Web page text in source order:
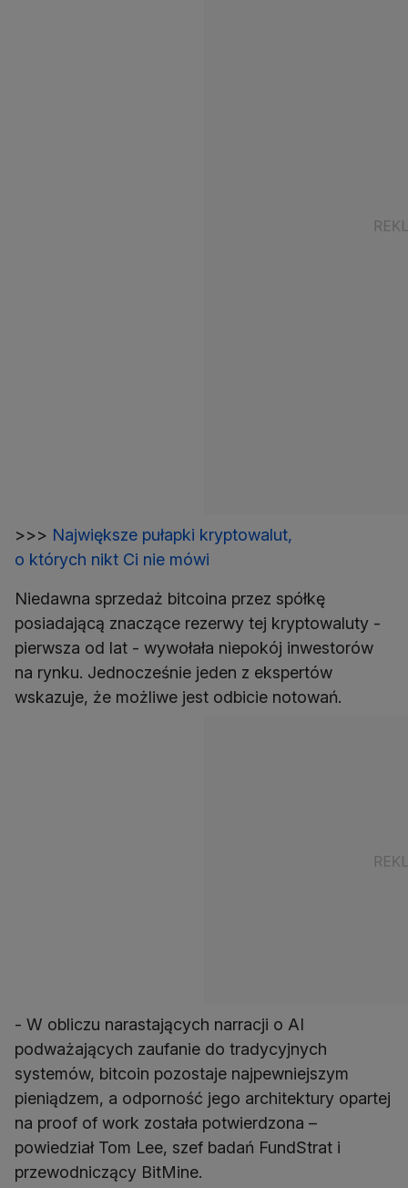
>>> Największe pułapki kryptowalut,
o których nikt Ci nie mówi
Niedawna sprzedaż bitcoina przez spółkę
posiadającą znaczące rezerwy tej kryptowaluty -
pierwsza od lat - wywołała niepokój inwestorów
na rynku. Jednocześnie jeden z ekspertów
wskazuje, że możliwe jest odbicie notowań.
- W obliczu narastających narracji o AI
podważających zaufanie do tradycyjnych
systemów, bitcoin pozostaje najpewniejszym
pieniądzem, a odporność jego architektury opartej
na proof of work została potwierdzona –
powiedział Tom Lee, szef badań FundStrat i
przewodniczący BitMine.